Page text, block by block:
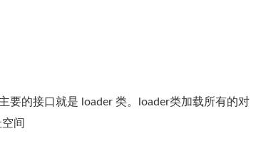
要的接口就是 loader 类。loader类加载所有的对
间